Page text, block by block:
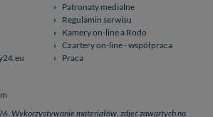
Regulamin serwisu
Kamery on-line a Rodo
Czartery on-line - współpraca
Praca
Wykorzystywanie materiałów, zdjęć zawartych na
odpowiedniej zgody!.